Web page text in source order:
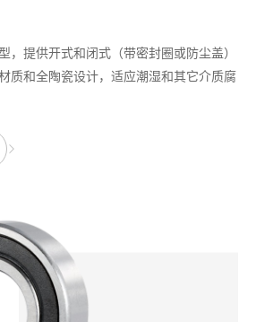
，提供开式和闭式（带密封圈或防尘盖）
质和全陶瓷设计，适应潮湿和其它介质腐